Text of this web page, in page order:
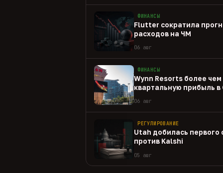
ФИНАНСЫ
Flutter сократила
расходов на ЧМ
06 авг
ФИНАНСЫ
Wynn Resorts более
квартальную прибыль в
06 авг
РЕГУЛИРОВАНИЕ
Utah добилась
против Kalshi
05 авг